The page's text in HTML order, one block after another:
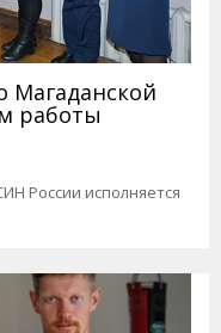
Магаданской
работы
России исполняется